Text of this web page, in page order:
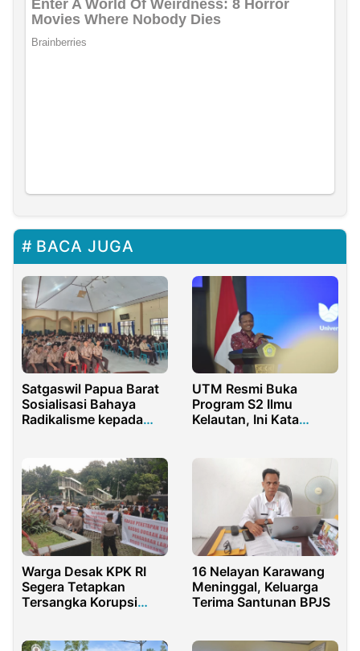
BACA JUGA
Satgaswil Papua Barat
Sosialisasi Bahaya
Radikalisme kepada
UTM Resmi Buka
Program S2 Ilmu
Kelautan, Ini Kata
Warga Desak KPK RI
Segera Tetapkan
Tersangka Korupsi
16 Nelayan Karawang
Meninggal, Keluarga
Terima Santunan BPJS